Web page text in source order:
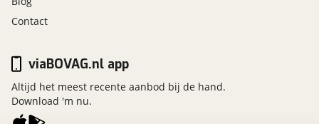
Contact
viaBOVAG.nl app
Altijd het meest recente aanbod bij de hand.
Download 'm nu.